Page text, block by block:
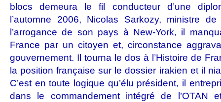
blocs demeura le fil conducteur d’une
l’automne 2006, Nicolas Sarkozy, ministre
l’arrogance de son pays à New-York, il
France par un citoyen et, circonstance
gouvernement. Il tourna le dos à l’Histoire de
la position française sur le dossier irakien et il
C’est en toute logique qu’élu président, il
dans le commandement intégré de l’OTAN